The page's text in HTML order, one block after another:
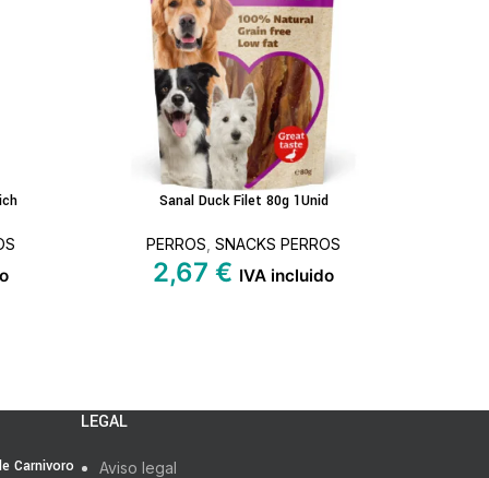
LEER MÁSSanal Duck Filet 80g 1Unid
PERROS SNACKS PERROS
2,67 € IVA incluido
Carnivoro
LEGAL
Aviso legal